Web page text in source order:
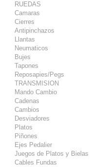
RUEDAS
Camaras
Cierres
Antipinchazos
Llantas
Neumaticos
Bujes
Tapones
Reposapies/Pegs
TRANSMISION
Mando Cambio
Cadenas
Cambios
Desviadores
Platos
Piñones
Ejes Pedalier
Juegos de Platos y Bielas
Cables Fundas